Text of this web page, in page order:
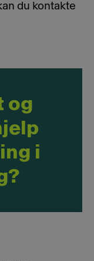
du kontakte
og
i